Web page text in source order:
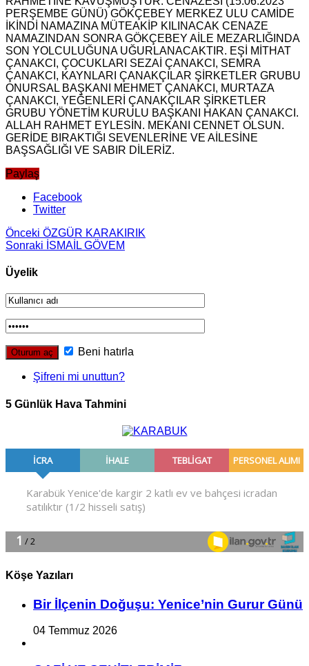
PERŞEMBE GÜNÜ) GÖKÇEBEY MERKEZ ULU CAMİDE
İKİNDİ NAMAZINA MÜTEAKİP KILINACAK CENAZE
NAMAZINDAN SONRA GÖKÇEBEY AİLE MEZARLIĞINDA
SON YOLCULUĞUNA UĞURLANACAKTIR. EŞİ MİTHAT
ÇANAKCI, ÇOCUKLARI SEZAİ ÇANAKCI, SEMRA
ÇANAKCI, KAYNLARI ÇANAKÇILAR ŞİRKETLER GRUBU
ONURSAL BAŞKANI MEHMET ÇANAKCI, MURTAZA
ÇANAKCI, YEĞENLERİ ÇANAKÇILAR ŞİRKETLER
GRUBU YÖNETİM KURULU BAŞKANI HAKAN ÇANAKCI.
ALLAH RAHMET EYLESİN. MEKANI CENNET OLSUN.
GERİDE BIRAKTIĞI SEVENLERİNE VE AİLESİNE
BAŞSAĞLIĞI VE SABIR DİLERİZ.
Paylaş
Facebook
Twitter
Önceki ÖZGÜR KARAKIRIK
Sonraki İSMAİL GÖVEM
Üyelik
Beni hatırla
Şifreni mi unuttun?
5 Günlük Hava Tahmini
Köşe Yazıları
Bir İlçe­nin Do­ğu­şu: Ye­ni­ce’nin Gurur Günü
04 Temmuz 2026